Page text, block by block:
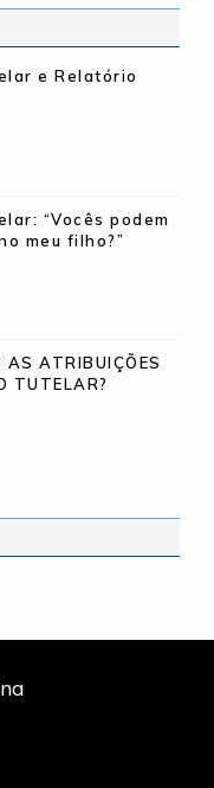
e Relatório
“Vocês podem
meu filho?”
AS ATRIBUIÇÕES
TUTELAR?